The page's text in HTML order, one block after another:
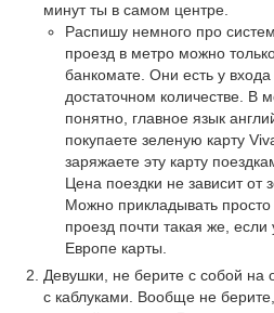
Чем заняться в Батуми,
посмотрел
ЗАНЗИБАР
Путешествие на
Танзании
НОРВЕГИЯ
Язык тролля
путешествие в сказку,
Цены в Норвегии
минут ты в самом центре.
Распишу немного про
проезд в метро можно
банкомате. Они есть у
достаточном количестве. В
понятно, главное язык
покупаете зеленую карту
заряжаете эту карту
Цена поездки не зависит от
Можно прикладывать просто
проезд почти такая же,
Европе карты.
Девушки, не берите с собой на
с каблуками. Вообще не